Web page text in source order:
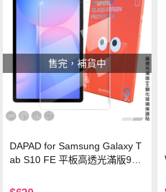
售完，補貨中
DAPAD for Samsung Galaxy T
ab S10 FE 平板高透光滿版9H